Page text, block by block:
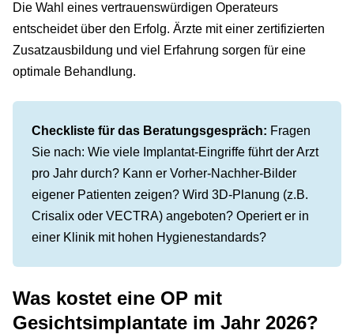
Die Wahl eines vertrauenswürdigen Operateurs
entscheidet über den Erfolg. Ärzte mit einer zertifizierten
Zusatzausbildung und viel Erfahrung sorgen für eine
optimale Behandlung.
Checkliste für das Beratungsgespräch: Fragen
Sie nach: Wie viele Implantat-Eingriffe führt der Arzt
pro Jahr durch? Kann er Vorher-Nachher-Bilder
eigener Patienten zeigen? Wird 3D-Planung (z.B.
Crisalix oder VECTRA) angeboten? Operiert er in
einer Klinik mit hohen Hygienestandards?
Was kostet eine OP mit
Gesichtsimplantate im Jahr 2026?